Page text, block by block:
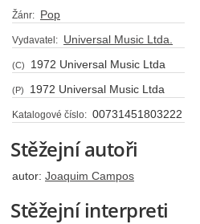
Žánr: Pop
Vydavatel: Universal Music Ltda.
(C) 1972 Universal Music Ltda
(P) 1972 Universal Music Ltda
Katalogové číslo: 00731451803222
Stěžejní autoři
autor: Joaquim Campos
Stěžejní interpreti